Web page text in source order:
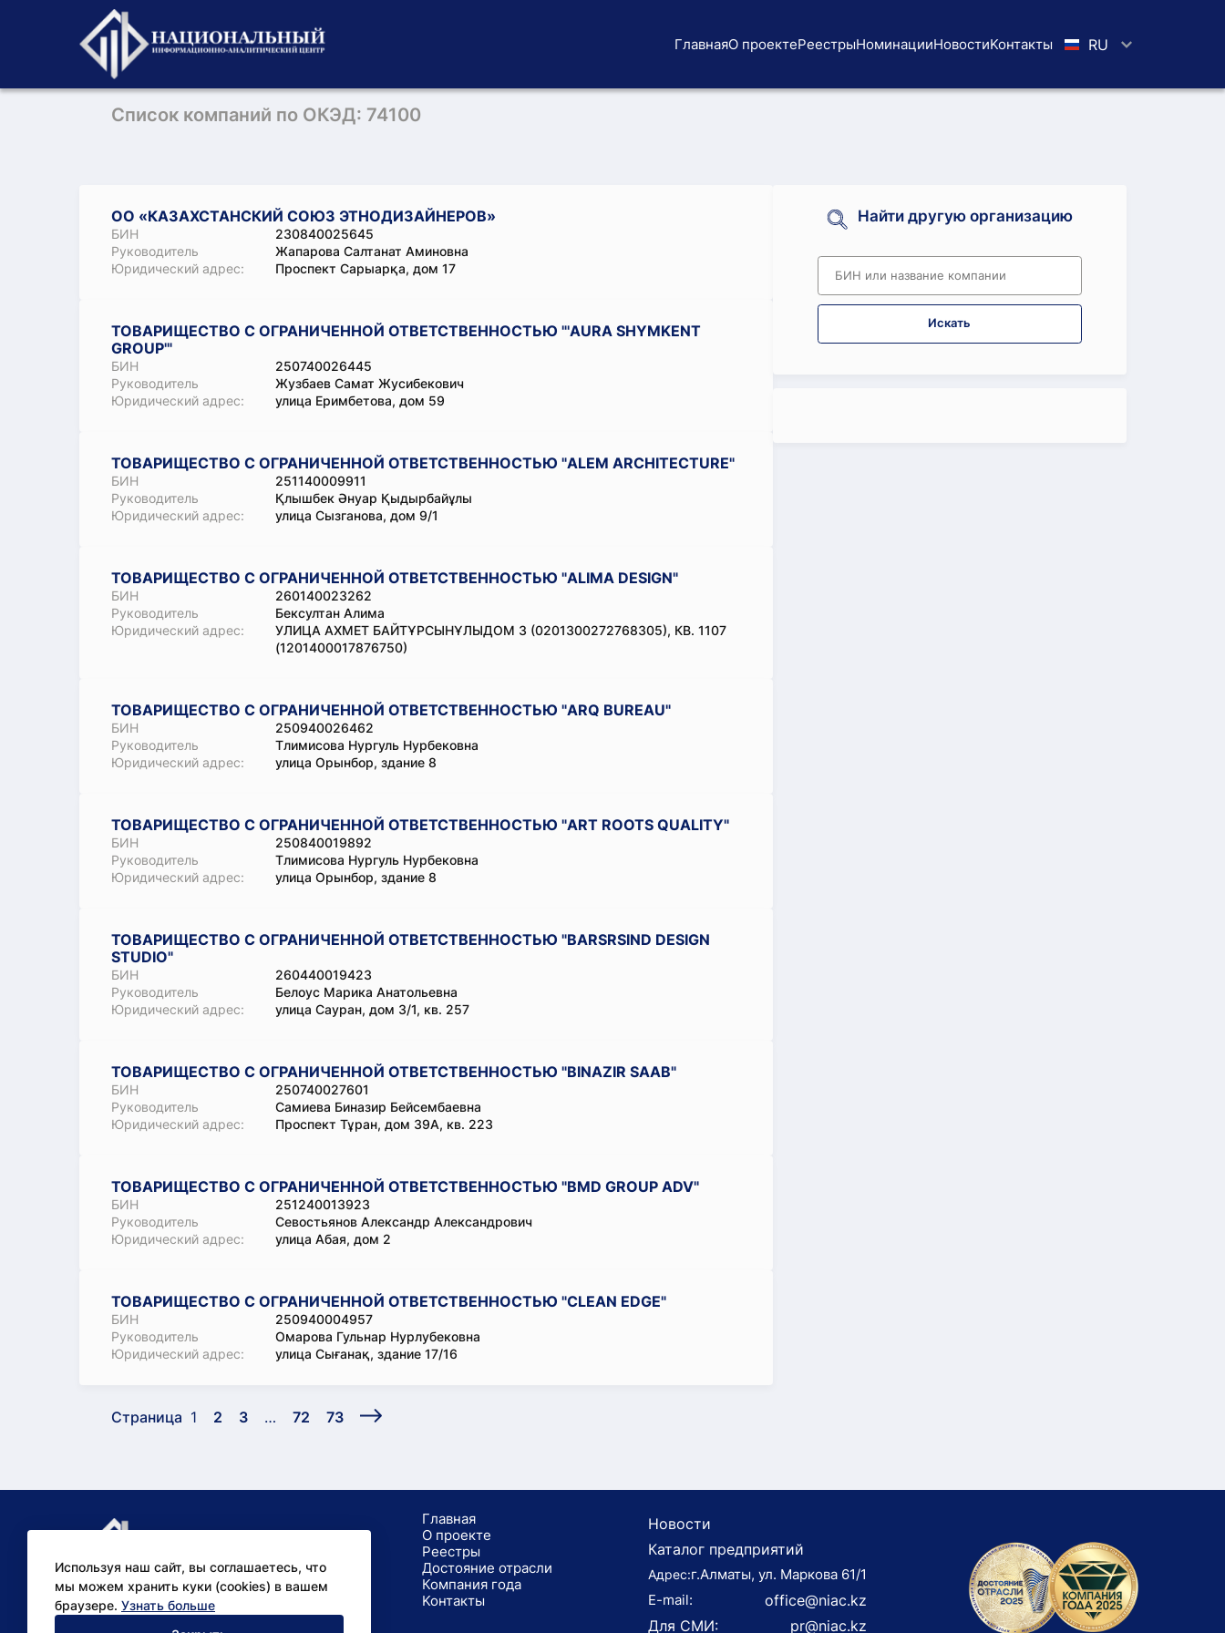
ГлавнаяО проектеРеестрыНоминацииНовостиKoнтaкты RU
Список компаний по ОКЭД: 74100
ОО «КАЗАХСТАНСКИЙ СОЮЗ ЭТНОДИЗАЙНЕРОВ»
БИН
230840025645
Руководитель
Жапарова Салтанат Аминовна
Юридический адрес:
Проспект Сарыарқа, дом 17
ТОВАРИЩЕСТВО С ОГРАНИЧЕННОЙ ОТВЕТСТВЕННОСТЬЮ "'AURA SHYMKENT
GROUP'"
БИН
250740026445
Руководитель
Жузбаев Самат Жусибекович
Юридический адрес:
улица Еримбетова, дом 59
ТОВАРИЩЕСТВО С ОГРАНИЧЕННОЙ ОТВЕТСТВЕННОСТЬЮ "ALEM ARCHITECTURE"
БИН
251140009911
Руководитель
Қлышбек Әнуар Қыдырбайұлы
Юридический адрес:
улица Сызганова, дом 9/1
ТОВАРИЩЕСТВО С ОГРАНИЧЕННОЙ ОТВЕТСТВЕННОСТЬЮ "ALIMA DESIGN"
БИН
260140023262
Руководитель
Бексултан Алима
Юридический адрес:
УЛИЦА АХМЕТ БАЙТҰРСЫНҰЛЫДОМ 3 (0201300272768305), КВ. 1107
(1201400017876750)
ТОВАРИЩЕСТВО С ОГРАНИЧЕННОЙ ОТВЕТСТВЕННОСТЬЮ "ARQ BUREAU"
БИН
250940026462
Руководитель
Тлимисова Нургуль Нурбековна
Юридический адрес:
улица Орынбор, здание 8
ТОВАРИЩЕСТВО С ОГРАНИЧЕННОЙ ОТВЕТСТВЕННОСТЬЮ "ART ROOTS QUALITY"
БИН
250840019892
Руководитель
Тлимисова Нургуль Нурбековна
Юридический адрес:
улица Орынбор, здание 8
ТОВАРИЩЕСТВО С ОГРАНИЧЕННОЙ ОТВЕТСТВЕННОСТЬЮ "BARSRSIND DESIGN
STUDIO"
БИН
260440019423
Руководитель
Белоус Марика Анатольевна
Юридический адрес:
улица Сауран, дом 3/1, кв. 257
ТОВАРИЩЕСТВО С ОГРАНИЧЕННОЙ ОТВЕТСТВЕННОСТЬЮ "BINAZIR SAAB"
БИН
250740027601
Руководитель
Самиева Биназир Бейсембаевна
Юридический адрес:
Проспект Тұран, дом 39А, кв. 223
ТОВАРИЩЕСТВО С ОГРАНИЧЕННОЙ ОТВЕТСТВЕННОСТЬЮ "BMD GROUP ADV"
БИН
251240013923
Руководитель
Севостьянов Александр Александрович
Юридический адрес:
улица Абая, дом 2
ТОВАРИЩЕСТВО С ОГРАНИЧЕННОЙ ОТВЕТСТВЕННОСТЬЮ "CLEAN EDGE"
БИН
250940004957
Руководитель
Омарова Гульнар Нурлубековна
Юридический адрес:
улица Сығанақ, здание 17/16
Страница 1 2 3 … 72 73
Найти другую организацию
Искать
Используя наш сайт, вы соглашаетесь, что
мы можем хранить куки (cookies) в вашем
браузере. Узнать больше
Аналитические
Главная
О проекте
Реестры
Достояние отрасли
Компания года
Koнтaкты
Новости
Каталог предприятий
Адрес:г.Алматы, ул. Маркова 61/1
E-mail:
office@niac.kz
Для СМИ:
pr@niac.kz